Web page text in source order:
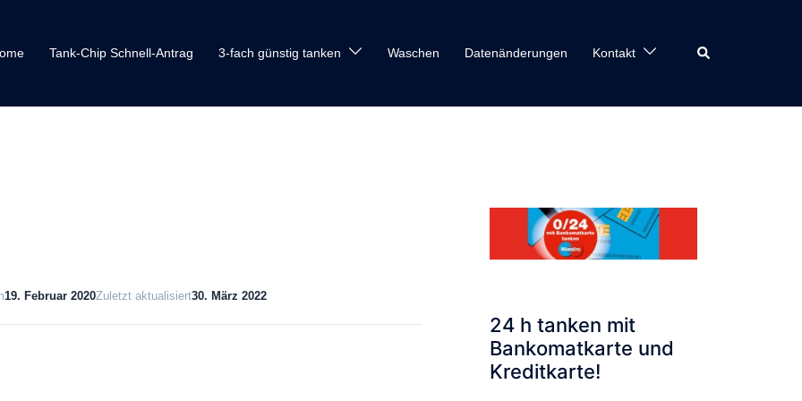
Tank-Chip Schnell-Antrag 3-fach günstig tanken Waschen Datenänderungen Kontakt Search
19. Februar 2020Zuletzt aktualisiert30. März 2022
24 h tanken mit
Bankomatkarte und
Kreditkarte!